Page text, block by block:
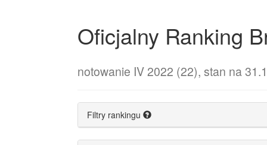
Oficjalny Ranking
notowanie IV 2022 (22), stan na
Filtry rankingu